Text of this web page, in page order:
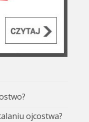
ojcostwa?